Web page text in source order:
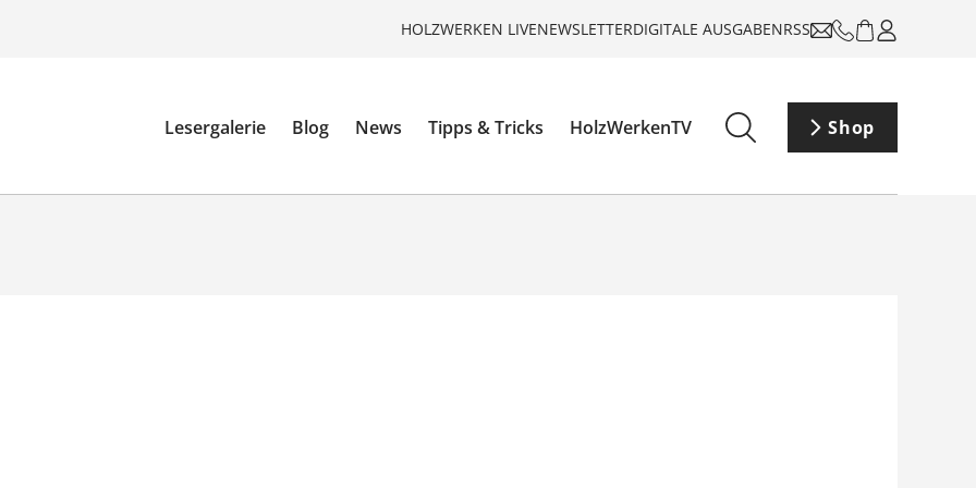
HOLZWERKEN LIVENEWSLETTERDIGITALE AUSGABENRSS
Lesergalerie Blog News Tipps & Tricks HolzWerkenTV Shop